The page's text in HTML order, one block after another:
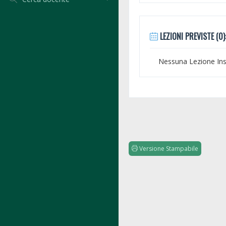
LEZIONI PREVISTE (0):
Nessuna Lezione
Versione Stampabile